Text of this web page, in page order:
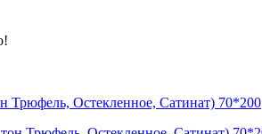
Остекленное, Сатинат) 70*200